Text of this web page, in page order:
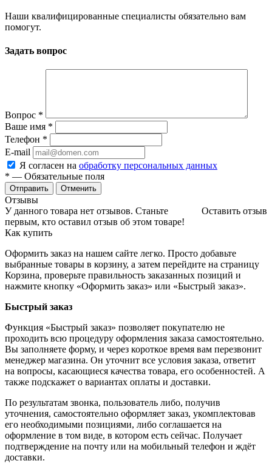
Наши квалифицированные специалисты обязательно вам
помогут.
Задать вопрос
Вопрос *
Ваше имя *
Телефон *
E-mail
Я согласен на обработку персональных данных
* — Обязательные поля
Отменить
Отзывы
Оставить отзыв
У данного товара нет отзывов. Станьте
первым, кто оставил отзыв об этом товаре!
Как купить
Оформить заказ на нашем сайте легко. Просто добавьте
выбранные товары в корзину, а затем перейдите на страницу
Корзина, проверьте правильность заказанных позиций и
нажмите кнопку «Оформить заказ» или «Быстрый заказ».
Быстрый заказ
Функция «Быстрый заказ» позволяет покупателю не
проходить всю процедуру оформления заказа самостоятельно.
Вы заполняете форму, и через короткое время вам перезвонит
менеджер магазина. Он уточнит все условия заказа, ответит
на вопросы, касающиеся качества товара, его особенностей. А
также подскажет о вариантах оплаты и доставки.
По результатам звонка, пользователь либо, получив
уточнения, самостоятельно оформляет заказ, укомплектовав
его необходимыми позициями, либо соглашается на
оформление в том виде, в котором есть сейчас. Получает
подтверждение на почту или на мобильный телефон и ждёт
доставки.